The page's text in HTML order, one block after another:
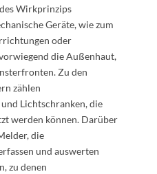
Wirkprinzips
Geräte, wie zum
oder
die Außenhaut,
Zu den
zählen
Lichtschranken, die
werden können. Darüber
die
und auswerten
zu denen